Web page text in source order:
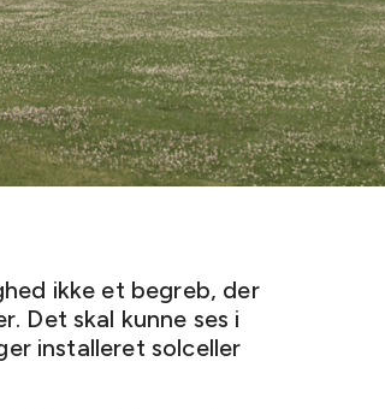
ikke et begreb, der
Det skal kunne ses i
installeret solceller